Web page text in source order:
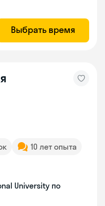
Выбрать время
10 лет опыта
University по